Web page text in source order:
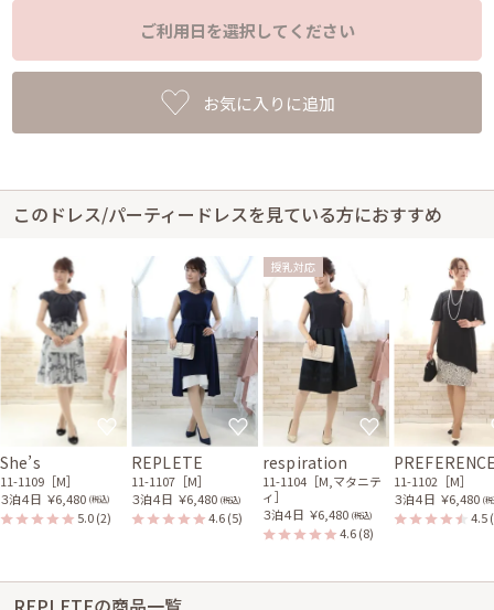
ご利用日を選択してください
お気に入りに追加
このドレス/パーティードレスを見ている方におすすめ
She’s
11-1109［M］
３泊４日 ￥6,480 (税込)
5.0(2)
REPLETE
11-1107［M］
３泊４日 ￥6,480 (税込)
4.6(5)
授乳対応
respiration
11-1104［M,マタニテ
ィ］
３泊４日 ￥6,480 (税込)
4.6(8)
11-1102［M］
３泊４日 ￥6,480 (
4.5